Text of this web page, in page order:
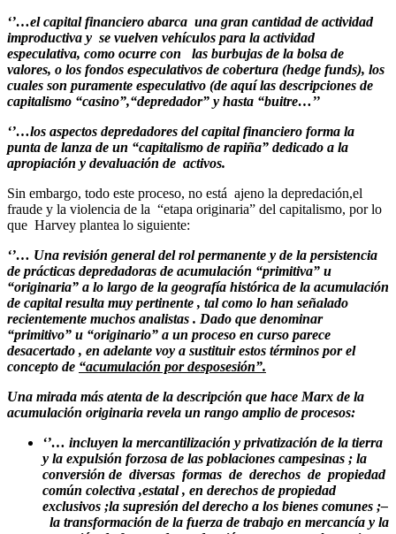
‘’…el capital financiero abarca una gran cantidad de actividad
improductiva y se vuelven vehículos para la actividad
especulativa, como ocurre con las burbujas de la bolsa de
valores, o los fondos especulativos de cobertura (hedge funds), los
cuales son puramente especulativo (de aquí las descripciones de
capitalismo “casino”,“depredador” y hasta “buitre…’’
‘’…los aspectos depredadores del capital financiero forma la
punta de lanza de un “capitalismo de rapiña” dedicado a la
apropiación y devaluación de activos.
Sin embargo, todo este proceso, no está ajeno la depredación,el
fraude y la violencia de la “etapa originaria” del capitalismo, por lo
que Harvey plantea lo siguiente:
‘’… Una revisión general del rol permanente y de la persistencia
de prácticas depredadoras de acumulación “primitiva” u
“originaria” a lo largo de la geografía histórica de la acumulación
de capital resulta muy pertinente , tal como lo han señalado
recientemente muchos analistas . Dado que denominar
“primitivo” u “originario” a un proceso en curso parece
desacertado , en adelante voy a sustituir estos términos por el
concepto de “acumulación por desposesión”.
Una mirada más atenta de la descripción que hace Marx de la
acumulación originaria revela un rango amplio de procesos:
‘’… incluyen la mercantilización y privatización de la tierra
y la expulsión forzosa de las poblaciones campesinas ; la
conversión de diversas formas de derechos de propiedad
común colectiva ,estatal , en derechos de propiedad
exclusivos ;la supresión del derecho a los bienes comunes ;–
la transformación de la fuerza de trabajo en mercancía y la